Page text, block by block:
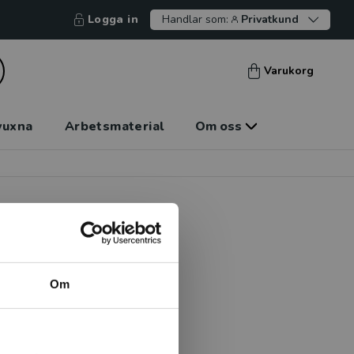
Om
Logga in Handlar som: Privatkund
Varukorg
Arbetsmaterial Om oss